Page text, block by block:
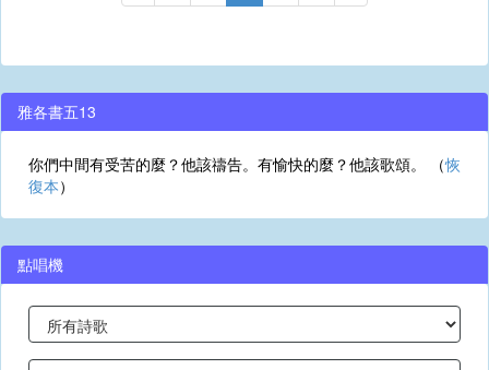
雅各書五13
你們中間有受苦的麼？他該禱告。有愉快的麼？他該歌頌。 （恢
復本）
點唱機